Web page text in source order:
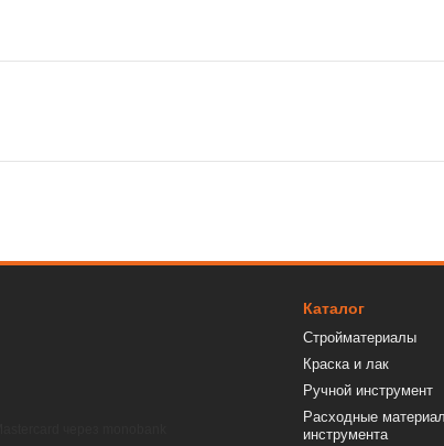
Каталог
Стройматериалы
Краска и лак
Ручной инструмент
Расходные
инструмента